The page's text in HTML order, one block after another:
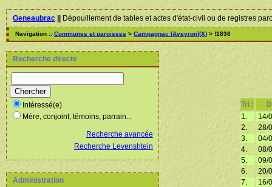
Geneaubrac||Dépouillement de tables et actes d'état-civil ou de registres
Navigation :: Communes et paroisses > Campagnac [Aveyron](X) > !1836
Recherche directe
Intéressé(e)
Mère, conjoint, témoins, parrain...
Recherche avancée
Recherche Levenshtein
Administration
Tri :
1.
14/
2.
28/
3.
04/
4.
08/
5.
09/
6.
20/
7.
16/